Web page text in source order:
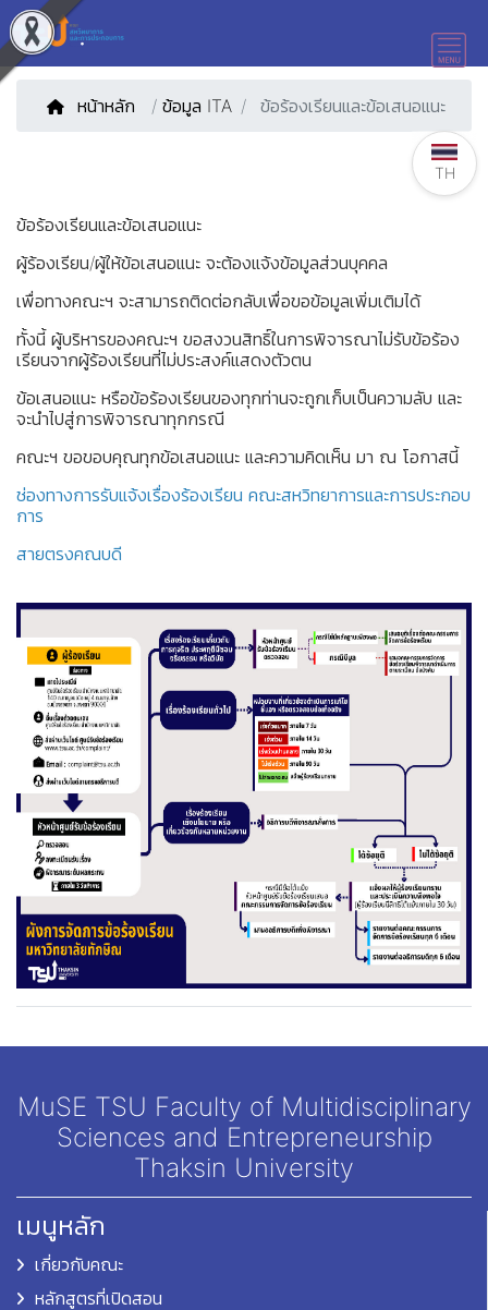
หน้าหลัก / ข้อมูล ITA ข้อร้องเรียนและข้อเสนอแนะ
ข้อร้องเรียนและข้อเสนอแนะ
ผู้ร้องเรียน/ผู้ให้ข้อเสนอแนะ จะต้องแจ้งข้อมูลส่วนบุคคล
เพื่อทางคณะฯ จะสามารถติดต่อกลับเพื่อขอข้อมูลเพิ่มเติมได้
ทั้งนี้ ผู้บริหารของคณะฯ ขอสงวนสิทธิ์ในการพิจารณาไม่รับข้อร้อง
เรียนจากผู้ร้องเรียนที่ไม่ประสงค์แสดงตัวตน
ข้อเสนอแนะ หรือข้อร้องเรียนของทุกท่านจะถูกเก็บเป็นความลับ และ
จะนำไปสู่การพิจารณาทุกกรณี
คณะฯ ขอขอบคุณทุกข้อเสนอแนะ และความคิดเห็น มา ณ โอกาสนี้
ช่องทางการรับแจ้งเรื่องร้องเรียน คณะสหวิทยาการและการประกอบ
การ
สายตรงคณบดี
MuSE TSU Faculty of Multidisciplinary
Sciences and Entrepreneurship
Thaksin University
เมนูหลัก
เกี่ยวกับคณะ
หลักสูตรที่เปิดสอน
TH